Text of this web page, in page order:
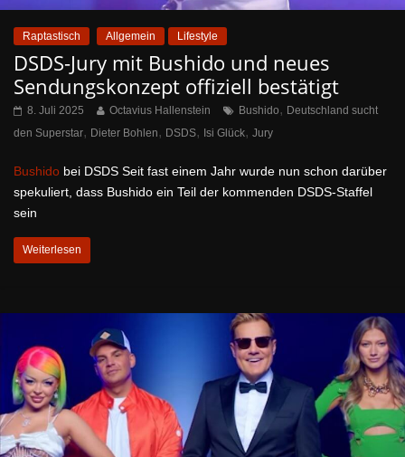
Raptastisch Allgemein Lifestyle
DSDS-Jury mit Bushido und neues
Sendungskonzept offiziell bestätigt
8. Juli 2025 Octavius Hallenstein Bushido, Deutschland sucht
den Superstar, Dieter Bohlen, DSDS, Isi Glück, Jury
Bushido bei DSDS Seit fast einem Jahr wurde nun schon darüber
spekuliert, dass Bushido ein Teil der kommenden DSDS-Staffel
sein
Weiterlesen